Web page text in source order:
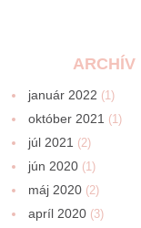
ARCHÍV
január 2022 (1)
október 2021 (1)
júl 2021 (2)
jún 2020 (1)
máj 2020 (2)
apríl 2020 (3)